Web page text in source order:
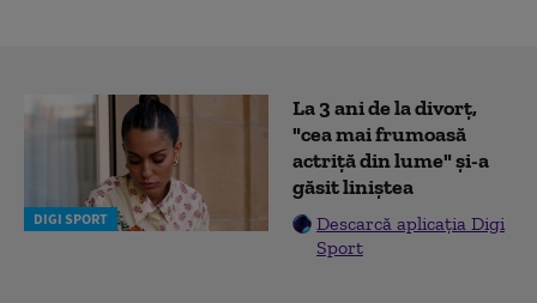
DIGI SPORT
La 3 ani de la divorț,
"cea mai frumoasă
actriță din lume" și-a
găsit liniștea
Descarcă aplicația Digi
Sport